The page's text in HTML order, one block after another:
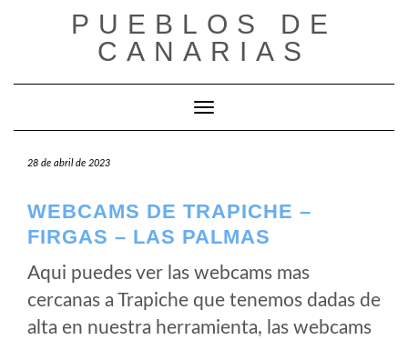
PUEBLOS DE
CANARIAS
Cambiar modo de navegación
28 de abril de 2023
WEBCAMS DE TRAPICHE –
FIRGAS – LAS PALMAS
Aqui puedes ver las webcams mas
cercanas a Trapiche que tenemos dadas de
alta en nuestra herramienta, las webcams